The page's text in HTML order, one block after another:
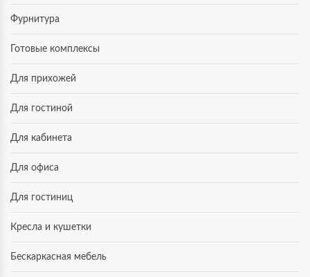
Фурнитура
Готовые комплексы
Для прихожей
Для гостиной
Для кабинета
Для офиса
Для гостиниц
Кресла и кушетки
Бескаркасная мебель